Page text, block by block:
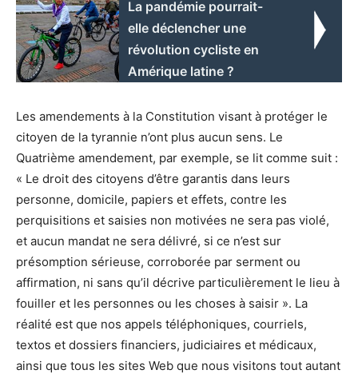
La pandémie pourrait-
elle déclencher une
révolution cycliste en
Amérique latine ?
Les amendements à la Constitution visant à protéger le
citoyen de la tyrannie n’ont plus aucun sens. Le
Quatrième amendement, par exemple, se lit comme suit :
« Le droit des citoyens d’être garantis dans leurs
personne, domicile, papiers et effets, contre les
perquisitions et saisies non motivées ne sera pas violé,
et aucun mandat ne sera délivré, si ce n’est sur
présomption sérieuse, corroborée par serment ou
affirmation, ni sans qu’il décrive particulièrement le lieu à
fouiller et les personnes ou les choses à saisir ». La
réalité est que nos appels téléphoniques, courriels,
textos et dossiers financiers, judiciaires et médicaux,
ainsi que tous les sites Web que nous visitons tout autant